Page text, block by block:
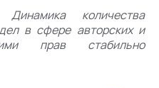
Динамика количества
в сфере авторских и
прав стабильно